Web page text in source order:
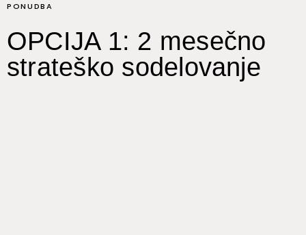
PONUDBA
OPCIJA 1: 2 mesečno
strateško sodelovanje